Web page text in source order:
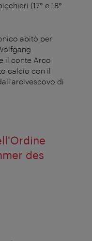
(17° e 18°
abitò per
il conte Arco
calcio con il
di
des